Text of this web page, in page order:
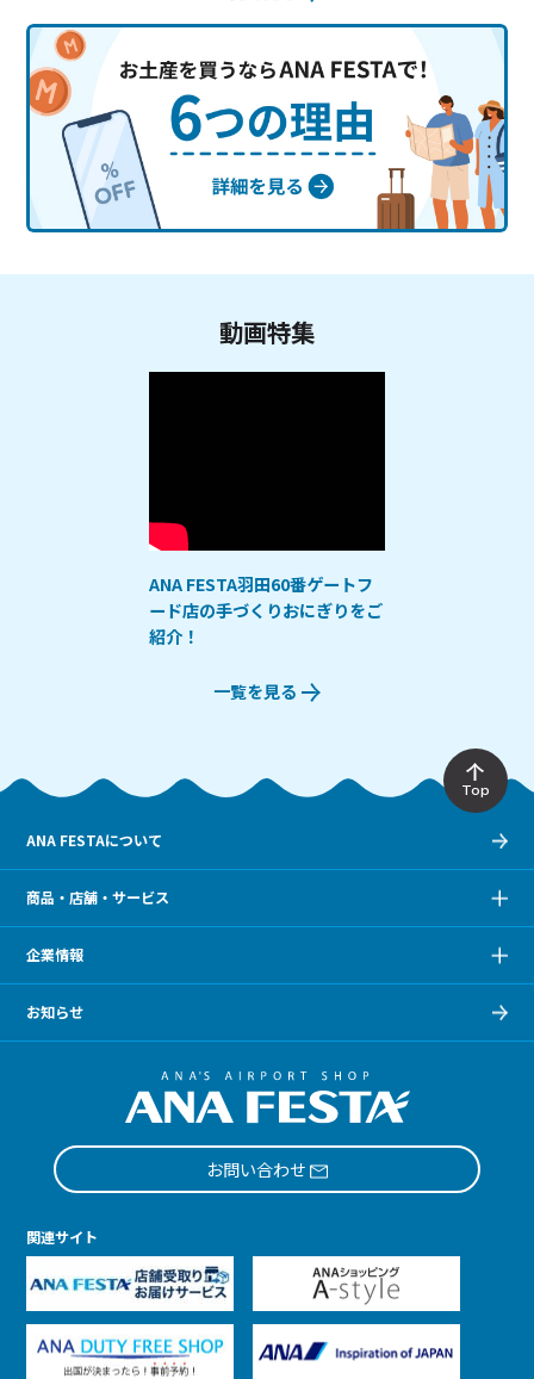
動画特集
ANA FESTA羽田60番ゲートフ
ード店の手づくりおにぎりをご
紹介！
一覧を見る
Top
ANA FESTAについて
商品・店舗・サービス
企業情報
お知らせ
お問い合わせ
関連サイト